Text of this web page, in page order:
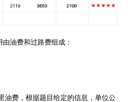
油费和过路费组成：
油费，根据题目给定的信息，单位公